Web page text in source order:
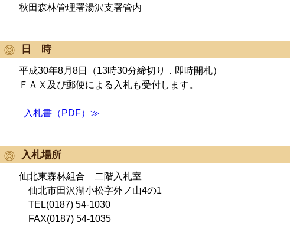
秋田森林管理署湯沢支署管内
日 時
平成30年8月8日（13時30分締切り．即時開札）
ＦＡＸ及び郵便による入札も受付します。
入札書（PDF）≫
入札場所
仙北東森林組合 二階入札室
仙北市田沢湖小松字外ノ山4の1
TEL(0187) 54-1030
FAX(0187) 54-1035